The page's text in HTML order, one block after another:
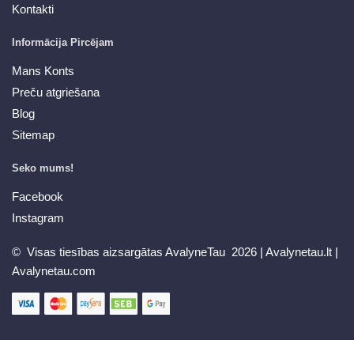
Kontakti
Informācija Pircējam
Mans Konts
Preču atgriešana
Blog
Sitemap
Seko mums!
Facebook
Instagram
© Visas tiesības aizsargātas AvalyneTau 2026 | Avalynetau.lt |
Avalynetau.com